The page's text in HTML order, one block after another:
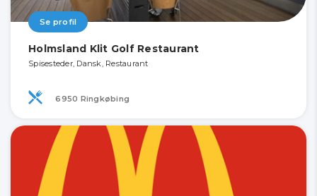
Se profil
Holmsland Klit Golf Restaurant
Spisesteder, Dansk, Restaurant
6950 Ringkøbing